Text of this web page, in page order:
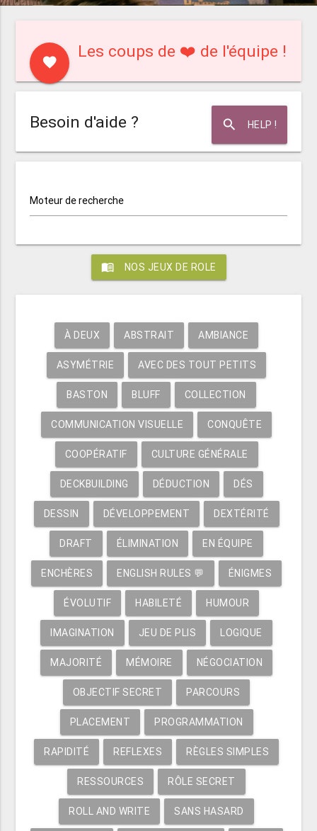
favorite
Les coups de ❤️ de l'équipe !
search HELP !
Besoin d'aide ?
Moteur de recherche
menu_book NOS JEUX DE ROLE
À DEUX ABSTRAIT AMBIANCE
ASYMÉTRIE AVEC DES TOUT PETITS
BASTON BLUFF COLLECTION
COMMUNICATION VISUELLE CONQUÊTE
COOPÉRATIF CULTURE GÉNÉRALE
DECKBUILDING DÉDUCTION DÉS
DESSIN DÉVELOPPEMENT DEXTÉRITÉ
DRAFT ÉLIMINATION EN ÉQUIPE
ENCHÈRES ENGLISH RULES 💬 ÉNIGMES
ÉVOLUTIF HABILETÉ HUMOUR
IMAGINATION JEU DE PLIS LOGIQUE
MAJORITÉ MÉMOIRE NÉGOCIATION
OBJECTIF SECRET PARCOURS
PLACEMENT PROGRAMMATION
RAPIDITÉ REFLEXES RÈGLES SIMPLES
RESSOURCES RÔLE SECRET
ROLL AND WRITE SANS HASARD